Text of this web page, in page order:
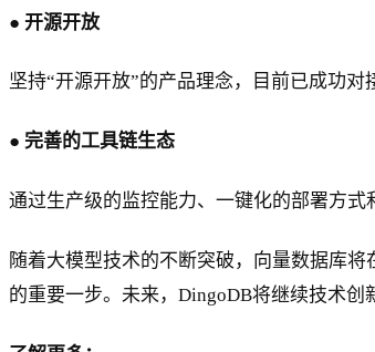
● 开源开放
坚持“开源开放”的产品理念，目前已成功
● 完善的工具链生态
通过生产级的监控能力、一键化的部署方式
随着大模型技术的不断突破，向量数据库
的重要一步。未来，DingoDB将继续技术